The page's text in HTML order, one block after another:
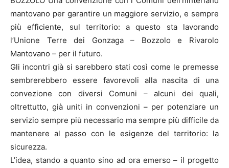
mantovano per garantire un maggiore servizio, e sempre
più efficiente, sul territorio: a questo sta lavorando
l’Unione Terre dei Gonzaga – Bozzolo e Rivarolo
Mantovano – per il futuro.
Gli incontri già si sarebbero stati così come le premesse
sembrerebbero essere favorevoli alla nascita di una
convezione con diversi Comuni – alcuni dei quali,
oltrettutto, già uniti in convenzioni – per potenziare un
servizio sempre più necessario ma sempre più difficile da
mantenere al passo con le esigenze del territorio: la
sicurezza.
L’idea, stando a quanto sino ad ora emerso – il progetto